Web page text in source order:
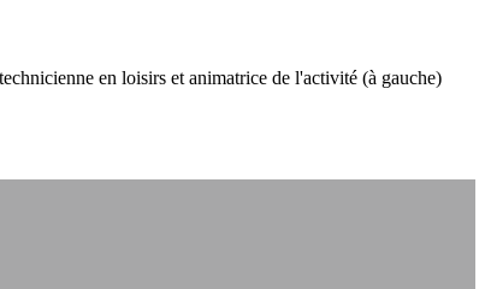
en loisirs et animatrice de l'activité (à gauche)